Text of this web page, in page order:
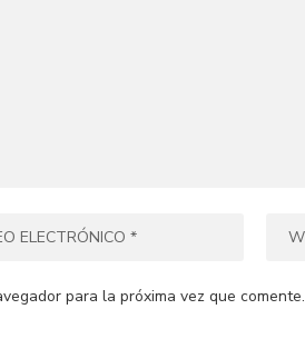
para la próxima vez que comente.